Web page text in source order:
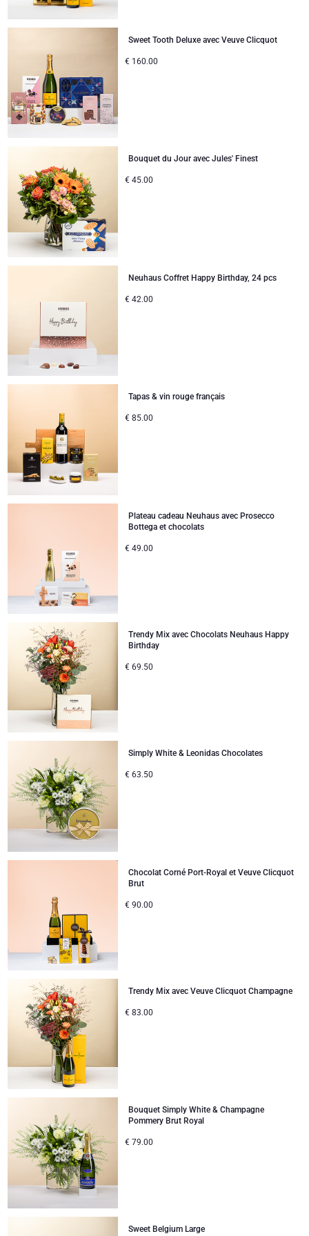
Lanson Champagne
Neuhaus
Pommery Champagne
BESTSELLER
Cadeaux du personnel
Remerciements
Cadeaux mariage
Naissance
Départ en retraite
Gift.be carte cadeaux
Cartes cadeaux
Sweet Tooth Deluxe avec Veuve Clicquot
€ 160.00
Bouquet du Jour avec Jules' Finest
€ 45.00
Neuhaus Coffret Happy Birthday, 24 pcs
€ 42.00
Tapas & vin rouge français
€ 85.00
Plateau cadeau Neuhaus avec Prosecco
Bottega et chocolats
€ 49.00
Trendy Mix avec Chocolats Neuhaus Happy
Birthday
€ 69.50
Simply White & Leonidas Chocolates
€ 63.50
Chocolat Corné Port-Royal et Veuve Clicquot
Brut
€ 90.00
Trendy Mix avec Veuve Clicquot Champagne
€ 83.00
Bouquet Simply White & Champagne
Pommery Brut Royal
€ 79.00
Sweet Belgium Large